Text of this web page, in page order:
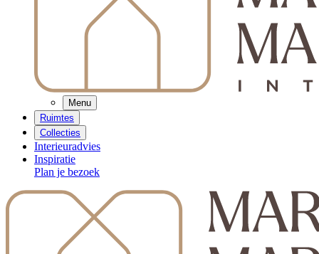
Menu
Ruimtes
Collecties
Interieuradvies
Inspiratie
Plan je bezoek